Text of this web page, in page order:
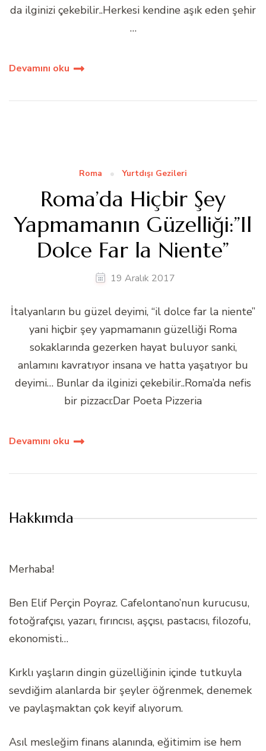
da ilginizi çekebilir..Herkesi kendine aşık eden şehir
…
Devamını oku
Roma Yurtdışı Gezileri
Roma’da Hiçbir Şey
Yapmamanın Güzelliği:”Il
Dolce Far la Niente”
19 Aralık 2017
İtalyanların bu güzel deyimi, “il dolce far la niente”
yani hiçbir şey yapmamanın güzelliği Roma
sokaklarında gezerken hayat buluyor sanki,
anlamını kavratıyor insana ve hatta yaşatıyor bu
deyimi… Bunlar da ilginizi çekebilir..Roma’da nefis
bir pizzacı:Dar Poeta Pizzeria
Devamını oku
Hakkımda
Merhaba!
Ben Elif Perçin Poyraz. Cafelontano’nun kurucusu,
fotoğrafçısı, yazarı, fırıncısı, aşçısı, pastacısı, filozofu,
ekonomisti…
Kırklı yaşların dingin güzelliğinin içinde tutkuyla
sevdiğim alanlarda bir şeyler öğrenmek, denemek
ve paylaşmaktan çok keyif alıyorum.
Asıl mesleğim finans alanında, eğitimim ise hem